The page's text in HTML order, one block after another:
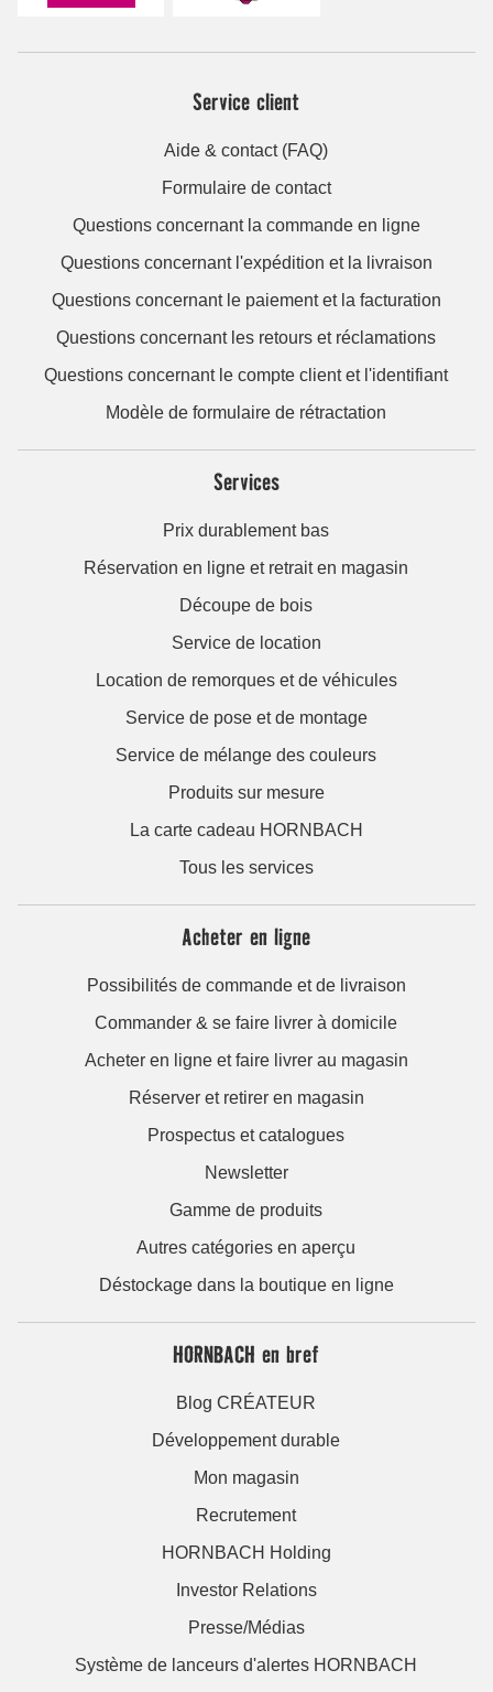
Service client
Aide & contact (FAQ)
Formulaire de contact
Questions concernant la commande en ligne
Questions concernant l'expédition et la livraison
Questions concernant le paiement et la facturation
Questions concernant les retours et réclamations
Questions concernant le compte client et l'identifiant
Modèle de formulaire de rétractation
Services
Prix durablement bas
Réservation en ligne et retrait en magasin
Découpe de bois
Service de location
Location de remorques et de véhicules
Service de pose et de montage
Service de mélange des couleurs
Produits sur mesure
La carte cadeau HORNBACH
Tous les services
Acheter en ligne
Possibilités de commande et de livraison
Commander & se faire livrer à domicile
Acheter en ligne et faire livrer au magasin
Réserver et retirer en magasin
Prospectus et catalogues
Newsletter
Gamme de produits
Autres catégories en aperçu
Déstockage dans la boutique en ligne
HORNBACH en bref
Blog CRÉATEUR
Développement durable
Mon magasin
Recrutement
HORNBACH Holding
Investor Relations
Presse/Médias
Système de lanceurs d'alertes HORNBACH